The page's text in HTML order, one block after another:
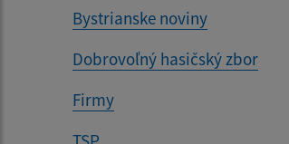
Bystrianske noviny
Dobrovoľný hasičský zbor
Firmy